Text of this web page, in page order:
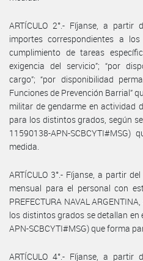
ARTÍCULO 2°.- Fíjanse, a
importes correspondientes a
cumplimiento de tareas
exigencia del servicio”; “por
cargo”; “por disponibilidad
Funciones de Prevención Barrial”
militar de gendarme en actividad
para los distintos grados, según
11590138-APN-
medida.
ARTÍCULO 3°.- Fíjanse, a partir
mensual para el personal con
PREFECTURA NAVAL
los distintos grados se detallan en
APN-SCBCYTI#MSG) que forma
ARTÍCULO 4°.- Fíjanse, a